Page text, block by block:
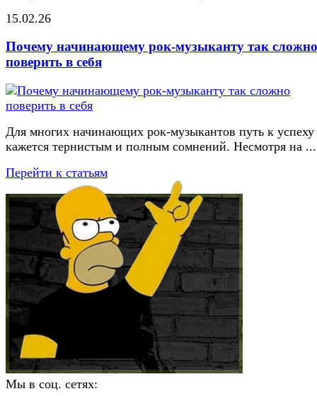
15.02.26
Почему начинающему рок-музыканту так сложно
поверить в себя
Для многих начинающих рок-музыкантов путь к успеху
кажется тернистым и полным сомнений. Несмотря на ...
Перейти к статьям
Мы в соц. сетях: